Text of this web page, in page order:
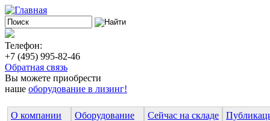
Телефон:
+7 (495) 995-82-46
Обратная связь
Вы можете приобрести
наше оборудование в лизинг!
О компании Оборудование Сейчас на складе